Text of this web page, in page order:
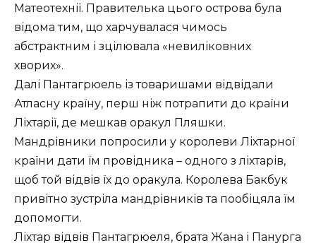
Матеотехнії. Правителька цього острова була
відома тим, що харчувалася чимось
абстрактним і зцілювала «невиліковних
хворих».
Далі Пантагрюель із товаришами відвідали
Атласну країну, перш ніж потрапити до країни
Ліхтарії, де мешкав оракул Пляшки.
Мандрівники попросили у королеви Ліхтарної
країни дати їм провідника – одного з ліхтарів,
щоб той відвів їх до оракула. Королева Бакбук
привітно зустріла мандрівників та пообіцяла їм
допомогти.
Ліхтар відвів Пантагрюеля, брата Жана і Панурга